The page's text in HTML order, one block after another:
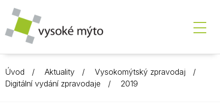
Úvod Aktuality
Vysokomýtský zpravodaj
Digitální vydání zpravodaje
2019